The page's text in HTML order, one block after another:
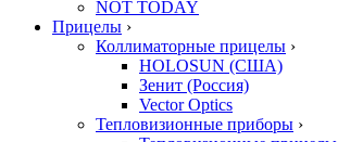
NOT TODAY
Прицелы ›
Коллиматорные прицелы ›
HOLOSUN (США)
Зенит (Россия)
Vector Optics
Тепловизионные приборы ›